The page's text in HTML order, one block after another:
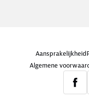
Aansprakelijkheid
Algemene